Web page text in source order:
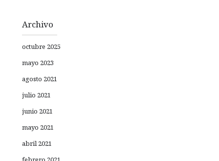
Archivo
octubre 2025
mayo 2023
agosto 2021
julio 2021
junio 2021
mayo 2021
abril 2021